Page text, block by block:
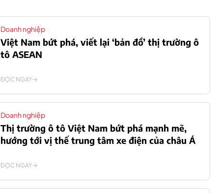
Doanh nghiệp
Việt Nam bứt phá, viết lại ‘bản đồ’ thị trường ô
tô ASEAN
ĐỌC NGAY
Doanh nghiệp
Thị trường ô tô Việt Nam bứt phá mạnh mẽ,
hướng tới vị thế trung tâm xe điện của châu Á
ĐỌC NGAY